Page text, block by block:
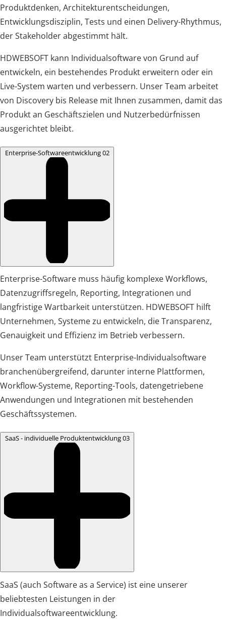
Produktdenken, Architekturentscheidungen,
Entwicklungsdisziplin, Tests und einen Delivery-Rhythmus,
der Stakeholder abgestimmt hält.
HDWEBSOFT kann Individualsoftware von Grund auf
entwickeln, ein bestehendes Produkt erweitern oder ein
Live-System warten und verbessern. Unser Team arbeitet
von Discovery bis Release mit Ihnen zusammen, damit das
Produkt an Geschäftszielen und Nutzerbedürfnissen
ausgerichtet bleibt.
Enterprise-Softwareentwicklung02
Enterprise-Software muss häufig komplexe Workflows,
Datenzugriffsregeln, Reporting, Integrationen und
langfristige Wartbarkeit unterstützen. HDWEBSOFT hilft
Unternehmen, Systeme zu entwickeln, die Transparenz,
Genauigkeit und Effizienz im Betrieb verbessern.
Unser Team unterstützt Enterprise-Individualsoftware
branchenübergreifend, darunter interne Plattformen,
Workflow-Systeme, Reporting-Tools, datengetriebene
Anwendungen und Integrationen mit bestehenden
Geschäftssystemen.
SaaS - individuelle Produktentwicklung03
SaaS (auch Software as a Service) ist eine unserer
beliebtesten Leistungen in der
Individualsoftwareentwicklung.